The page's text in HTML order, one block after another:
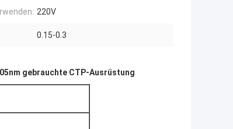
220V
0.15-0.3
gebrauchte CTP-Ausrüstung